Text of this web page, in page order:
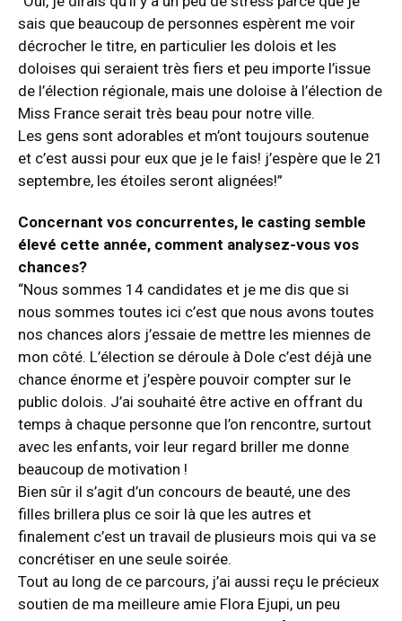
sais que beaucoup de personnes espèrent me voir
décrocher le titre, en particulier les dolois et les
doloises qui seraient très fiers et peu importe l’issue
de l’élection régionale, mais une doloise à l’élection de
Miss France serait très beau pour notre ville.
Les gens sont adorables et m’ont toujours soutenue
et c’est aussi pour eux que je le fais! j’espère que le 21
septembre, les étoiles seront alignées!”
Concernant vos concurrentes, le casting semble
élevé cette année, comment analysez-vous vos
chances?
“Nous sommes 14 candidates et je me dis que si
nous sommes toutes ici c’est que nous avons toutes
nos chances alors j’essaie de mettre les miennes de
mon côté. L’élection se déroule à Dole c’est déjà une
chance énorme et j’espère pouvoir compter sur le
public dolois. J’ai souhaité être active en offrant du
temps à chaque personne que l’on rencontre, surtout
avec les enfants, voir leur regard briller me donne
beaucoup de motivation !
Bien sûr il s’agit d’un concours de beauté, une des
filles brillera plus ce soir là que les autres et
finalement c’est un travail de plusieurs mois qui va se
concrétiser en une seule soirée.
Tout au long de ce parcours, j’ai aussi reçu le précieux
soutien de ma meilleure amie Flora Ejupi, un peu